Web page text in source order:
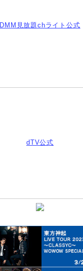
DMM見放題chライト公式
dTV公式